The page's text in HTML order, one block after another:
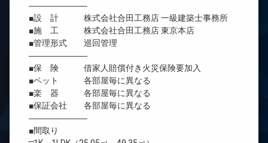
―――――――
■設 計 株式会社合田工務店 一級建築士事務所
■施 工 株式会社合田工務店 東京本店
■管理形式 巡回管理
―――――――
■保 険 借家人賠償付き火災保険要加入
■ペット 各部屋毎に異なる
■楽 器 各部屋毎に異なる
■保証会社 各部屋毎に異なる
―――――――
■間取り